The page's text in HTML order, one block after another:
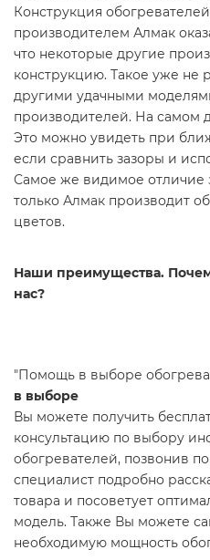
Конструкция
производителем Алмак
что некоторые другие
конструкцию. Такое уже не
другими удачными
производителей. На самом
Это можно увидеть при
если сравнить зазоры и
Самое же видимое отличие
только Алмак производит
цветов.
Наши преимущества.
нас?
"Помощь в выборе
в выборе
Вы можете получить
консультацию по выбору
обогревателей, позвонив
специалист подробно
товара и посоветует
модель. Также Вы можете
необходимую мощность